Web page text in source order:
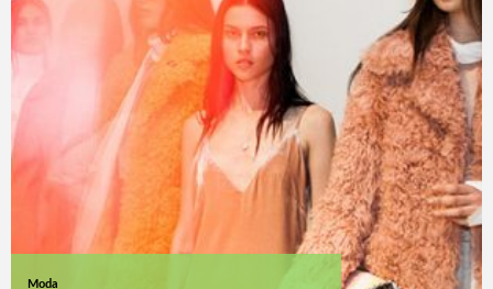
Moda